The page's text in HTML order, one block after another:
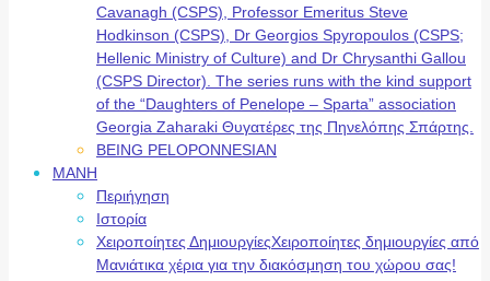
Cavanagh (CSPS), Professor Emeritus Steve
Hodkinson (CSPS), Dr Georgios Spyropoulos (CSPS;
Hellenic Ministry of Culture) and Dr Chrysanthi Gallou
(CSPS Director). The series runs with the kind support
of the “Daughters of Penelope – Sparta” association
Georgia Zaharaki Θυγατέρες της Πηνελόπης Σπάρτης.
BEING PELOPONNESIAN
ΜΑΝΗ
Περιήγηση
Ιστορία
Χειροποίητες ΔημιουργίεςΧειροποίητες δημιουργίες από
Μανιάτικα χέρια για την διακόσμηση του χώρου σας!